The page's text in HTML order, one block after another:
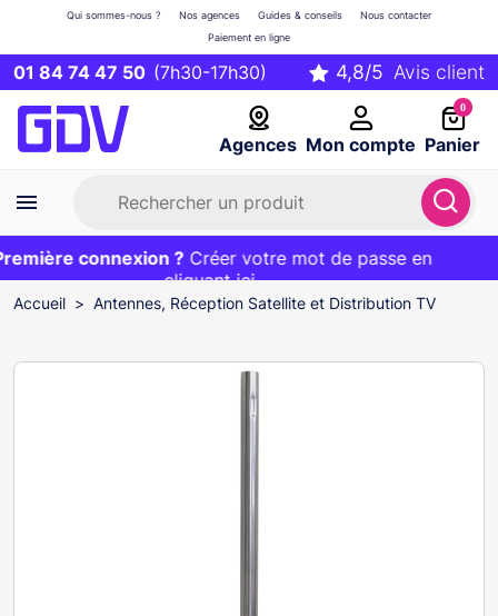
01 84 74 47 50 (7h30-17h30)
Agences Mon compte
Qui sommes-nous ? Nos agences Guides & conseils
Nous contacter
Paiement en ligne
0
Panier
Première commande ?20€ OFFERT sur votre panier
et livraison 24/48h gratuite avec le codeBIENVENUE
connexion ?Créer votre mot de passe en
cliquant ici
EXCLU WEB :
Accueil Antennes, Réception Satellite et Distribution TV